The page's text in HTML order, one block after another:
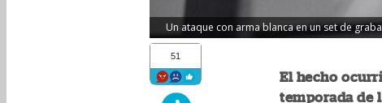
Un ataque con arma blanca en un set de
51
El hecho
temporada de